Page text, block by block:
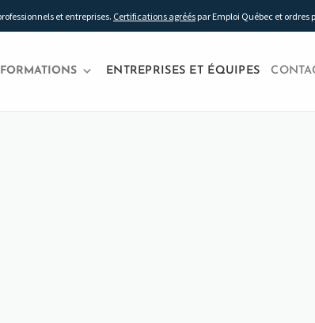
et entreprises. Certifications agréés par Emploi Québec et ordres
FORMATIONS ENTREPRISES ET ÉQUIPES